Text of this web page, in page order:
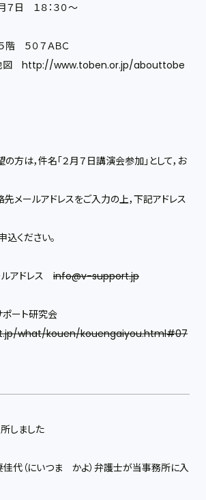
７日 １８：３０〜
５０７ＡＢＣ
http://www.toben.or.jp/abouttobe
方は，件名「２月７日講演会参加」として，お
ールアドレスをご入力の上，下記アドレス
ください。
ドレス info@v-support.jp
ート研究会
what/kouen/kouengaiyou.html#07
しました
佳代（にいつま かよ）弁護士が当事務所に入